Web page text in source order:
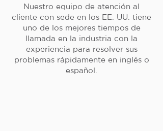
Nuestro equipo de atención al
cliente con sede en los EE. UU. tiene
uno de los mejores tiempos de
llamada en la industria con la
experiencia para resolver sus
problemas rápidamente en inglés o
español.